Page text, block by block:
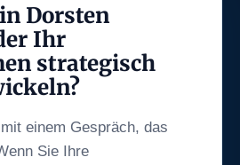
Dorsten
Ihr
strategisch
einem Gespräch, das
Sie Ihre